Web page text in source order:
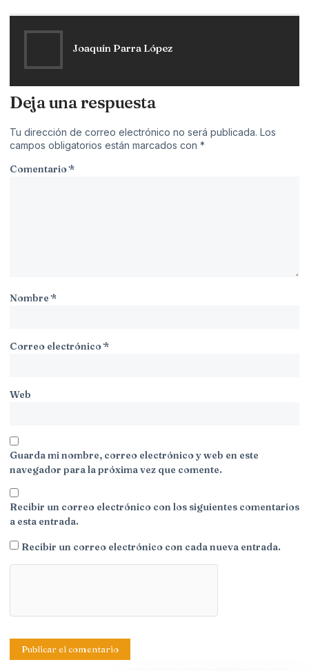
Joaquín Parra López
Deja una respuesta
Tu dirección de correo electrónico no será publicada. Los
campos obligatorios están marcados con *
Comentario*
Nombre*
Correo electrónico*
Web
Guarda mi nombre, correo electrónico y web en este
navegador para la próxima vez que comente.
Recibir un correo electrónico con los siguientes comentarios
a esta entrada.
Recibir un correo electrónico con cada nueva entrada.